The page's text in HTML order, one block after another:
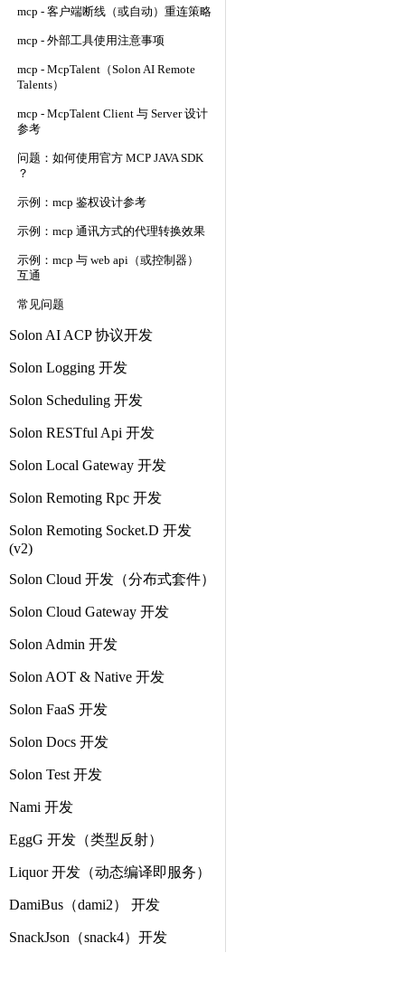
mcp - 客户端断线（或自动）重连策略
mcp - 外部工具使用注意事项
mcp - McpTalent（Solon AI Remote
Talents）
mcp - McpTalent Client 与 Server 设计
参考
问题：如何使用官方 MCP JAVA SDK
？
示例：mcp 鉴权设计参考
示例：mcp 通讯方式的代理转换效果
示例：mcp 与 web api（或控制器）
互通
常见问题
Solon AI ACP 协议开发
Solon Logging 开发
Solon Scheduling 开发
Solon RESTful Api 开发
Solon Local Gateway 开发
Solon Remoting Rpc 开发
Solon Remoting Socket.D 开发
(v2)
Solon Cloud 开发（分布式套件）
Solon Cloud Gateway 开发
Solon Admin 开发
Solon AOT & Native 开发
Solon FaaS 开发
Solon Docs 开发
Solon Test 开发
Nami 开发
EggG 开发（类型反射）
Liquor 开发（动态编译即服务）
DamiBus（dami2） 开发
SnackJson（snack4）开发